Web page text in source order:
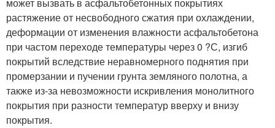
может вызвать в асфальтобетонных покрытиях
растяжение от несвободного сжатия при охлаждении,
деформации от изменения влажности асфальтобетона
при частом переходе температуры через 0 ?С, изгиб
покрытий вследствие неравномерного поднятия при
промерзании и пучении грунта земляного полотна, а
также из-за невозможности искривления монолитного
покрытия при разности температур вверху и внизу
покрытия.